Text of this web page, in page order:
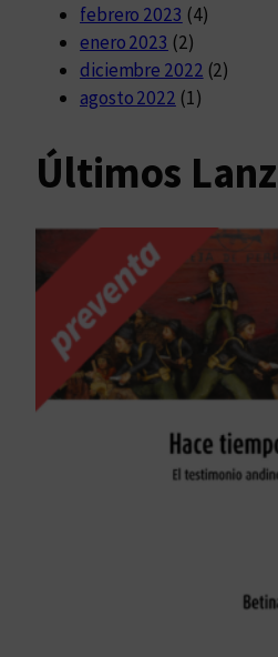
febrero 2023 (4)
enero 2023 (2)
diciembre 2022 (2)
agosto 2022 (1)
Últimos